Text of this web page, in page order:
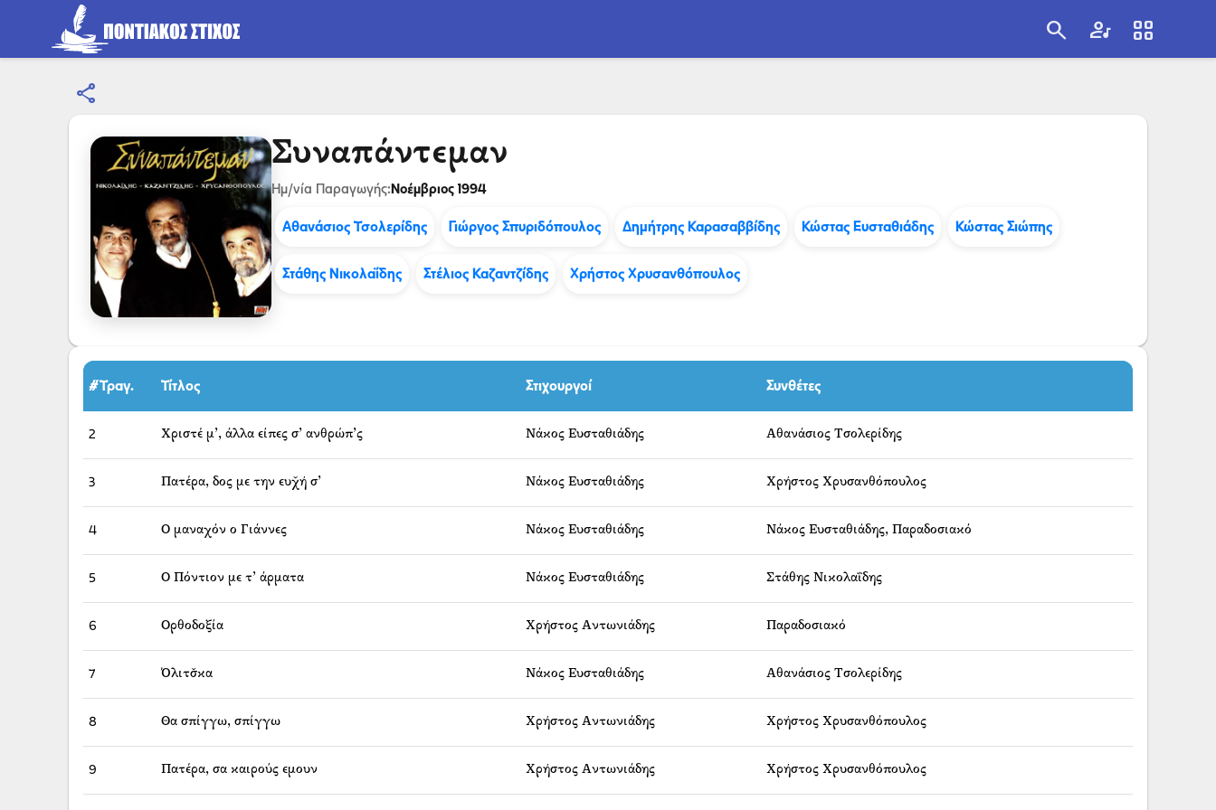
search artist view_cozy
share
Συναπάντεμαν
Ημ/νία Παραγωγής:Νοέμβριος 1994
Αθανάσιος Τσολερίδης Γιώργος Σπυριδόπουλος Δημήτρης Καρασαββίδης Κώστας Ευσταθιάδης Κώστας Σιώπης
Στάθης Νικολαΐδης Στέλιος Καζαντζίδης Χρήστος Χρυσανθόπουλος
#Τραγ. Τίτλος Στιχουργοί Συνθέτες
2 Χριστέ μ’, άλλα είπες σ’ ανθρώπ’ς Νάκος Ευσταθιάδης Αθανάσιος Τσολερίδης
3 Πατέρα, δος με την ευχ̌ή σ’ Νάκος Ευσταθιάδης Χρήστος Χρυσανθόπουλος
4 Ο μαναχόν ο Γιάννες Νάκος Ευσταθιάδης Νάκος Ευσταθιάδης, Παραδοσιακό
5 Ο Πόντιον με τ’ άρματα Νάκος Ευσταθιάδης Στάθης Νικολαΐδης
6 Ορθοδοξία Χρήστος Αντωνιάδης Παραδοσιακό
7 Όλιτσ̌κα Νάκος Ευσταθιάδης Αθανάσιος Τσολερίδης
8 Θα σπίγγω, σπίγγω Χρήστος Αντωνιάδης Χρήστος Χρυσανθόπουλος
9 Πατέρα, σα καιρούς εμουν Χρήστος Αντωνιάδης Χρήστος Χρυσανθόπουλος